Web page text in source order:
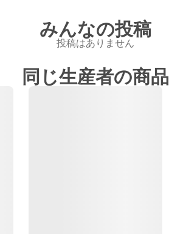
みんなの投稿
投稿はありません
同じ生産者の商品